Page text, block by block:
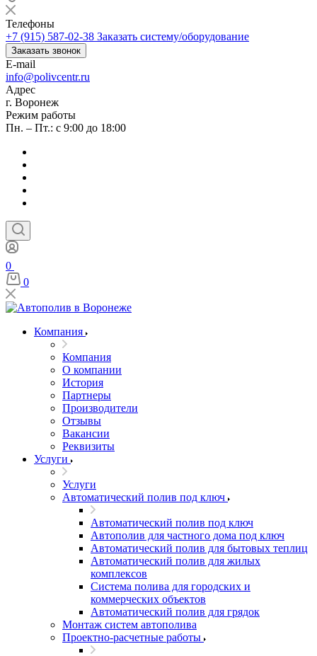
Телефоны
+7 (915) 587-02-38 Заказать систему/оборудование
Заказать звонок
E-mail
info@polivcentr.ru
Адрес
г. Воронеж
Режим работы
Пн. – Пт.: с 9:00 до 18:00
0
0
Компания
Компания
О компании
История
Партнеры
Производители
Отзывы
Вакансии
Реквизиты
Услуги
Услуги
Автоматический полив под ключ
Автоматический полив под ключ
Автополив для частного дома под ключ
Автоматический полив для бытовых теплиц
Автоматический полив для жилых
комплексов
Система полива для городских и
коммерческих объектов
Автоматический полив для грядок
Монтаж систем автополива
Проектно-расчетные работы